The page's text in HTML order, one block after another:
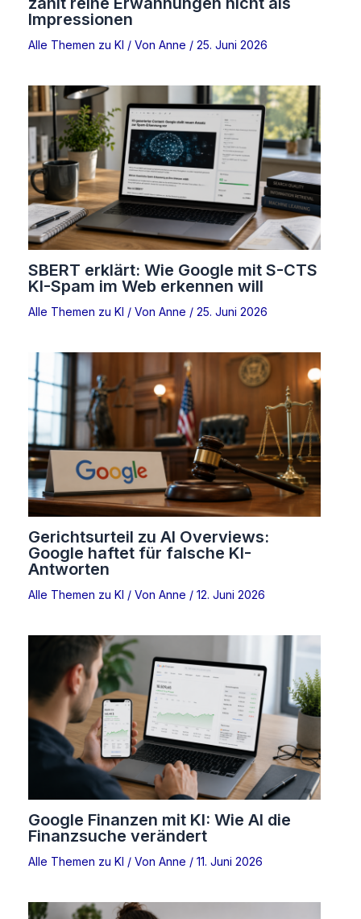
Impressionen
Alle Themen zu KI / Von Anne / 25. Juni 2026
SBERT erklärt: Wie Google mit S-CTS
KI-Spam im Web erkennen will
Alle Themen zu KI / Von Anne / 25. Juni 2026
Gerichtsurteil zu AI Overviews:
Google haftet für falsche KI-
Antworten
Alle Themen zu KI / Von Anne / 12. Juni 2026
Google Finanzen mit KI: Wie AI die
Finanzsuche verändert
Alle Themen zu KI / Von Anne / 11. Juni 2026